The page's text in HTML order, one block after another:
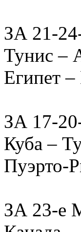
ЗА 21-
Тунис –
Египет
ЗА 17-
Куба –
Пуэрто-
ЗА 23-е